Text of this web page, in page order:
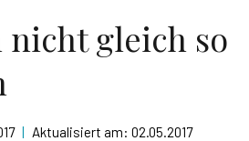
nicht gleich so
| Aktualisiert am: 02.05.2017